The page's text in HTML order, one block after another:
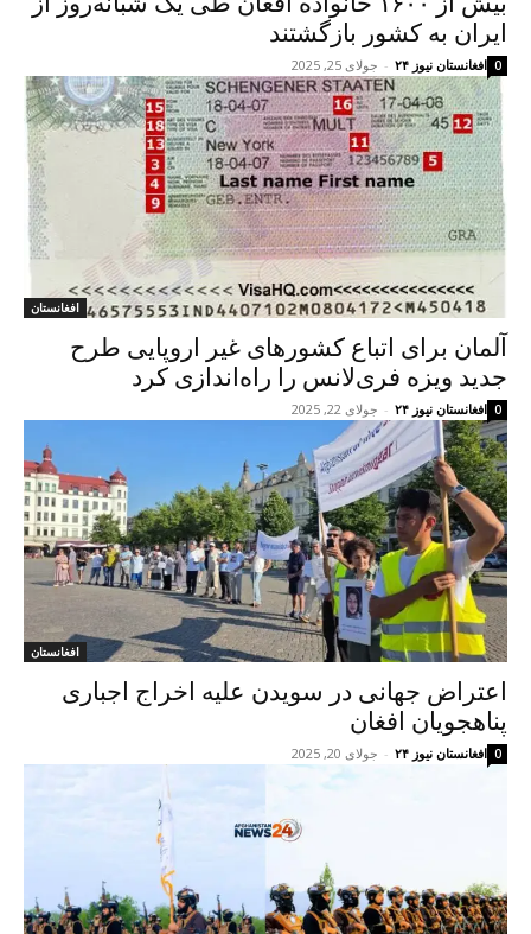
ایران به کشور بازگشتند
افغانستان نیوز ۲۴ - جولای 25, 2025 0
افغانستان
آلمان برای اتباع کشورهای غیر اروپایی طرح
جدید ویزه فری‌لانس را راه‌اندازی کرد
افغانستان نیوز ۲۴ - جولای 22, 2025 0
افغانستان
اعتراض جهانی در سویدن علیه اخراج اجباری
پناهجویان افغان
افغانستان نیوز ۲۴ - جولای 20, 2025 0